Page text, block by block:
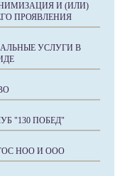
И (ИЛИ)
ПРОЯВЛЕНИЯ
УСЛУГИ В
"130 ПОБЕД"
НОО И ООО